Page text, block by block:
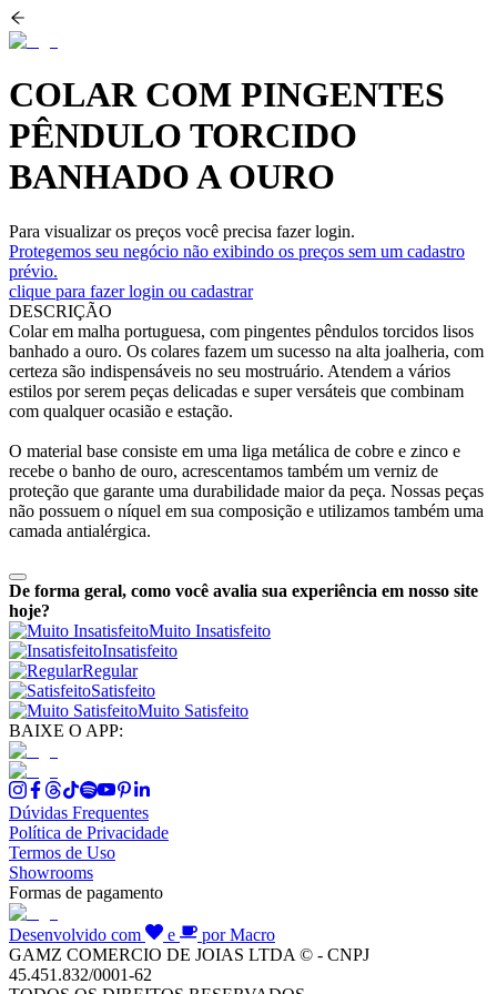
COLAR COM PINGENTES
PÊNDULO TORCIDO
BANHADO A OURO
Para visualizar os preços você precisa fazer login.
Protegemos seu negócio não exibindo os preços sem um cadastro
prévio.
clique para fazer login ou cadastrar
DESCRIÇÃO
Colar em malha portuguesa, com pingentes pêndulos torcidos lisos
banhado a ouro. Os colares fazem um sucesso na alta joalheria, com
certeza são indispensáveis no seu mostruário. Atendem a vários
estilos por serem peças delicadas e super versáteis que combinam
com qualquer ocasião e estação.
O material base consiste em uma liga metálica de cobre e zinco e
recebe o banho de ouro, acrescentamos também um verniz de
proteção que garante uma durabilidade maior da peça. Nossas peças
não possuem o níquel em sua composição e utilizamos também uma
camada antialérgica.
De forma geral, como você avalia sua experiência em nosso site
hoje?
Muito Insatisfeito
Insatisfeito
Regular
Satisfeito
Muito Satisfeito
BAIXE O APP:
Dúvidas Frequentes
Política de Privacidade
Termos de Uso
Showrooms
Formas de pagamento
Desenvolvido com e
por Macro
GAMZ COMERCIO DE JOIAS LTDA © - CNPJ
45.451.832/0001-62